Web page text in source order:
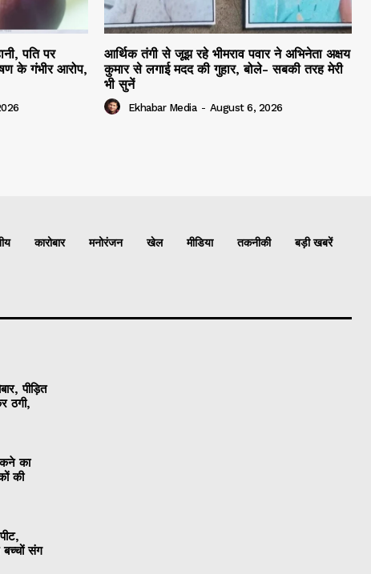
पति पर
के गंभीर आरोप,
आर्थिक तंगी से जूझ रहे भीमराव पवार ने अभिनेता अक्षय
कुमार से लगाई मदद की गुहार, बोले- सबकी तरह मेरी
भी सुनें
Ekhabar Media - August 6, 2026
कारोबार मनोरंजन खेल मीडिया तकनीकी बड़ी खबरें
पीड़ित
ठगी,
का
की
बच्चों संग